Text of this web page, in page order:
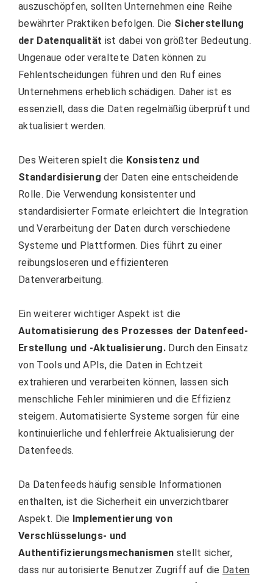
auszuschöpfen, sollten Unternehmen eine Reihe
bewährter Praktiken befolgen. Die Sicherstellung
der Datenqualität ist dabei von größter Bedeutung.
Ungenaue oder veraltete Daten können zu
Fehlentscheidungen führen und den Ruf eines
Unternehmens erheblich schädigen. Daher ist es
essenziell, dass die Daten regelmäßig überprüft und
aktualisiert werden.
Des Weiteren spielt die Konsistenz und
Standardisierung der Daten eine entscheidende
Rolle. Die Verwendung konsistenter und
standardisierter Formate erleichtert die Integration
und Verarbeitung der Daten durch verschiedene
Systeme und Plattformen. Dies führt zu einer
reibungsloseren und effizienteren
Datenverarbeitung.
Ein weiterer wichtiger Aspekt ist die
Automatisierung des Prozesses der Datenfeed-
Erstellung und -Aktualisierung. Durch den Einsatz
von Tools und APIs, die Daten in Echtzeit
extrahieren und verarbeiten können, lassen sich
menschliche Fehler minimieren und die Effizienz
steigern. Automatisierte Systeme sorgen für eine
kontinuierliche und fehlerfreie Aktualisierung der
Datenfeeds.
Da Datenfeeds häufig sensible Informationen
enthalten, ist die Sicherheit ein unverzichtbarer
Aspekt. Die Implementierung von
Verschlüsselungs- und
Authentifizierungsmechanismen stellt sicher,
dass nur autorisierte Benutzer Zugriff auf die Daten